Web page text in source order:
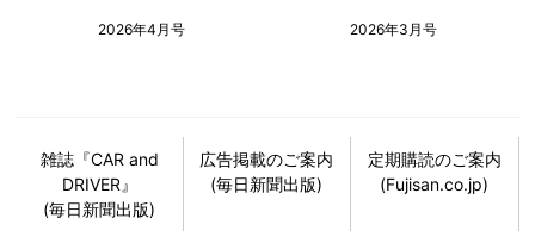
2026年4月号 2026年3月号
雑誌『CAR and
DRIVER』
(毎日新聞出版)
広告掲載のご案内
(毎日新聞出版)
定期購読のご案内
(Fujisan.co.jp)